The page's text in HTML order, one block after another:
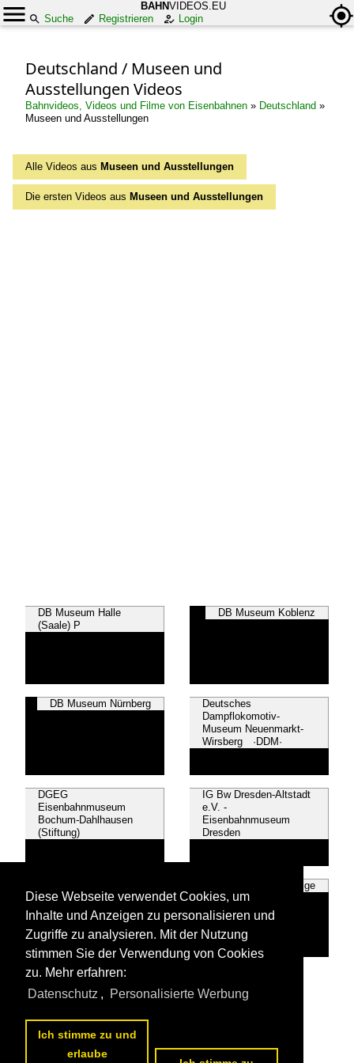
BAHNVIDEOS.EU
Suche
Registrieren Login
Deutschland / Museen und
Ausstellungen Videos
Bahnvideos, Videos und Filme von Eisenbahnen » Deutschland »
Museen und Ausstellungen
Alle Videos aus Museen und Ausstellungen
Die ersten Videos aus Museen und Ausstellungen
DB Museum Halle
(Saale) P
DB Museum Koblenz
DB Museum Nürnberg
Deutsches
Dampflokomotiv-
Museum Neuenmarkt-
Wirsberg ·DDM·
DGEG
Eisenbahnmuseum
Bochum-Dahlhausen
(Stiftung)
IG Bw Dresden-Altstadt
e.V. -
Eisenbahnmuseum
Dresden
Eisenbahnverein e. V.,
Weimar ·TEV·
~ Sonstige
Alle Videos aus Museen und Ausstellungen
Die ersten Videos ausMuseen und Ausstellungen
Diese Webseite verwendet Cookies, um
Inhalte und Anzeigen zu personalisieren und
Zugriffe zu analysieren. Mit der Nutzung
stimmen Sie der Verwendung von Cookies
zu. Mehr erfahren:
Datenschutz , Personalisierte Werbung
Ich stimme zu und
erlaube